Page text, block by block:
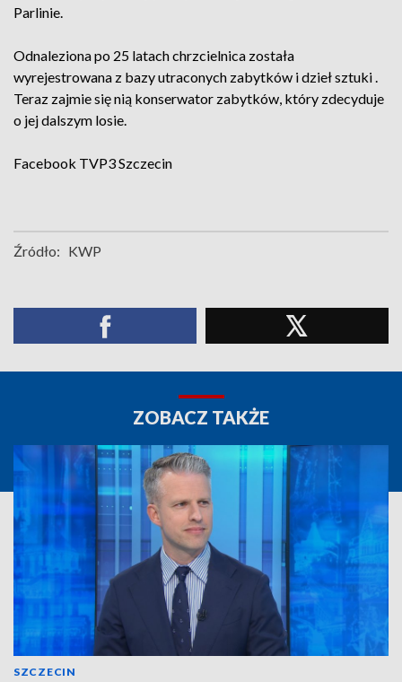
Parlinie.
Odnaleziona po 25 latach chrzcielnica została
wyrejestrowana z bazy utraconych zabytków i dzieł sztuki .
Teraz zajmie się nią konserwator zabytków, który zdecyduje
o jej dalszym losie.
Facebook TVP3 Szczecin
Źródło: KWP
ZOBACZ TAKŻE
SZCZECIN